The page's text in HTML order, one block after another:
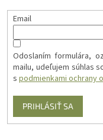
Email
Odoslaním formulára,
mailu, udeľujem súhlas
s podmienkami ochrany
PRIHLÁSIŤ SA